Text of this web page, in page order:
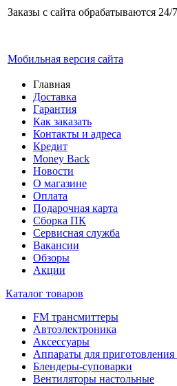
Заказы с сайта обрабатываются 24/7
Мобильная версия сайта
Главная
Доставка
Гарантия
Как заказать
Контакты и адреса
Кредит
Money Back
Новости
О магазине
Оплата
Подарочная карта
Сборка ПК
Сервисная служба
Вакансии
Обзоры
Акции
Каталог товаров
FM трансмиттеры
Автоэлектроника
Аксессуары
Аппараты для приготовления
Блендеры-суповарки
Вентиляторы настольные